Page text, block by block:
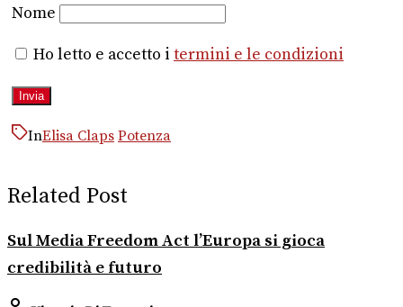
Nome
Ho letto e accetto i termini e le condizioni
InElisa Claps Potenza
Related Post
Sul Media Freedom Act l’Europa si gioca
credibilità e futuro